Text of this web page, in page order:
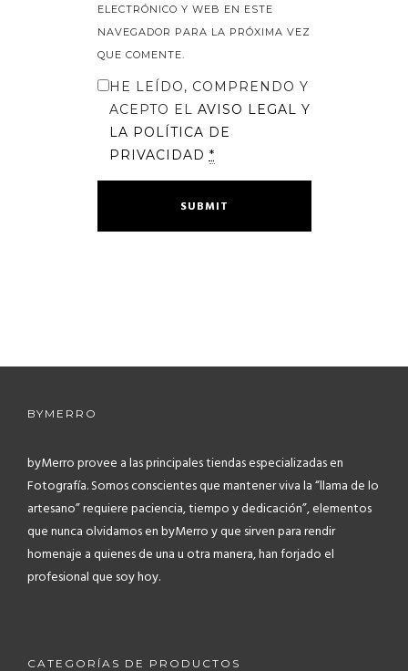
ELECTRÓNICO Y WEB EN ESTE
NAVEGADOR PARA LA PRÓXIMA VEZ
QUE COMENTE.
HE LEÍDO, COMPRENDO Y
ACEPTO EL AVISO LEGAL Y
LA POLÍTICA DE
PRIVACIDAD *
BYMERRO
byMerro provee a las principales tiendas especializadas en
Fotografía.Somos conscientes que mantener viva la “llama de lo
artesano” requiere paciencia, tiempo y dedicación”, elementos
que nunca olvidamos en byMerro y que sirven para rendir
homenaje a quienes de una u otra manera, han forjado el
profesional que soy hoy.
CATEGORÍAS DE PRODUCTOS